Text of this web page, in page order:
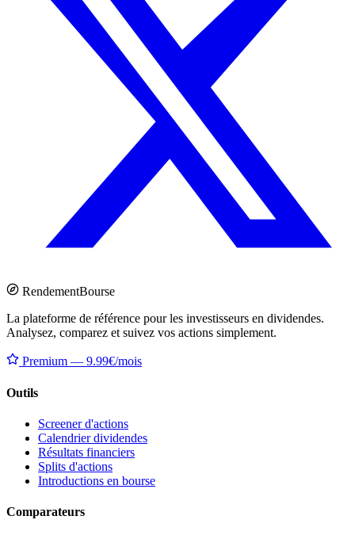
RendementBourse
La plateforme de référence pour les investisseurs en dividendes.
Analysez, comparez et suivez vos actions simplement.
Premium — 9.99€/mois
Outils
Screener d'actions
Calendrier dividendes
Résultats financiers
Splits d'actions
Introductions en bourse
Comparateurs